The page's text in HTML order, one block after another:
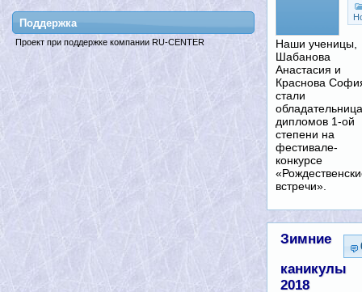
Наши ученицы,
Шабанова
Анастасия и
Краснова
стали
дипломов 1-ой
степени на
фестивале-
конкурсе
встречи».
Зимние
каникулы
2018
Поддержкa
Проект при поддержке компании RU-CENTER